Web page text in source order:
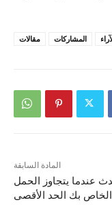
المشاركات مقالات
المادة السابقة
عندما يتجاوز الحمل
الخاص بك الحد الأقصى